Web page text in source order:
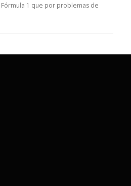
1 que por problemas de